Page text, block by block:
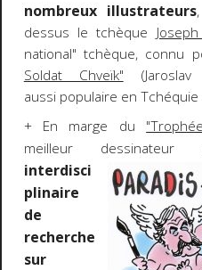
nombreux illustrateurs
dessus le tchèque
national" tchèque, connu
Soldat Chveïk"
aussi populaire en
+ En marge du
meilleur
interdisci
plinaire
de
recherche
sur